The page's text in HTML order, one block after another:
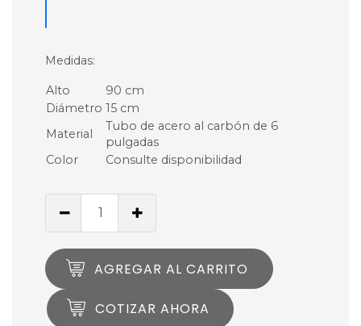
Medidas:
Alto
90 cm
Diámetro 15 cm
Material
Tubo de acero al carbón de 6
pulgadas
Color
Consulte disponibilidad
AGREGAR AL CARRITO
COTIZAR AHORA